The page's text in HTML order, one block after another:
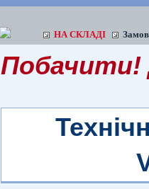
НА СКЛАДІ
Побачити!